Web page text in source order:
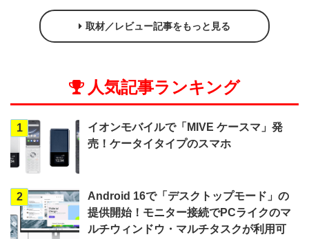
取材／レビュー記事をもっと見る
人気記事ランキング
1
イオンモバイルで「MIVE ケースマ」発
売！ケータイタイプのスマホ
2
Android 16で「デスクトップモード」の
提供開始！モニター接続でPCライクのマ
ルチウィンドウ・マルチタスクが利用可